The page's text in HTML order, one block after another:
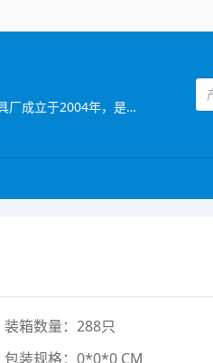
[主营]：南力玩具厂，位于全球玩具生产基地之一的澄海，这里地理位置优越，海，陆，空交通便利。 南力玩具厂成立于2004年，是工，贸一体的生产厂家，产品远销欧美、中东地区、并在国内占有一定的市场。 本厂自创办以来便注重管理；注重产品质量；注重产品风格；注重满足用户需求。本厂以开发设计新产品为主，其产品造型独特、新颖、逼真。工厂一直以精美设计、高品质产品为宗旨，重合同、守信用，热忱欢迎海内外广大客户前来洽谈，我们可以根据客户需求定做产品，为客户设符合市场的产品，来样定做等，无论定单大小，我们将以我们优质的服务，优惠的价格，短的时间为您服务。 欢迎海内外客商到我网站浏览、查询、订购；也欢迎到我的样品房直接选购！我们将以好的服务，优的质量，实的价格与你真诚合作
装箱数量：288只
包装规格：0*0*0 CM